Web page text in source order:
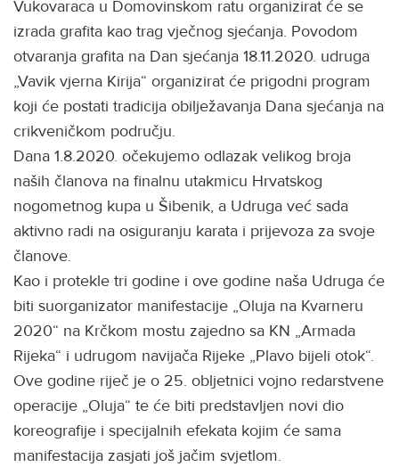
Vukovaraca u Domovinskom ratu organizirat će se
izrada grafita kao trag vječnog sjećanja. Povodom
otvaranja grafita na Dan sjećanja 18.11.2020. udruga
„Vavik vjerna Kirija“ organizirat će prigodni program
koji će postati tradicija obilježavanja Dana sjećanja na
crikveničkom području.
Dana 1.8.2020. očekujemo odlazak velikog broja
naših članova na finalnu utakmicu Hrvatskog
nogometnog kupa u Šibenik, a Udruga već sada
aktivno radi na osiguranju karata i prijevoza za svoje
članove.
Kao i protekle tri godine i ove godine naša Udruga će
biti suorganizator manifestacije „Oluja na Kvarneru
2020“ na Krčkom mostu zajedno sa KN „Armada
Rijeka“ i udrugom navijača Rijeke „Plavo bijeli otok“.
Ove godine riječ je o 25. obljetnici vojno redarstvene
operacije „Oluja“ te će biti predstavljen novi dio
koreografije i specijalnih efekata kojim će sama
manifestacija zasjati još jačim svjetlom.